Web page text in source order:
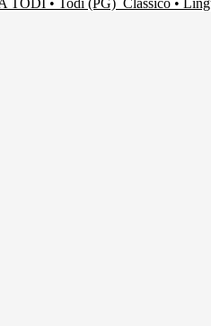
TODI • Todi (PG) Classico •